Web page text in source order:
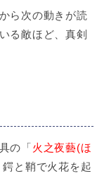
ら次の動きが読
る敵ほど、真剣
の「火之夜藝(ほ
と鞘で火花を起